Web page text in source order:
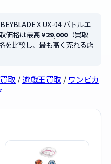
X UX-04 バトルエ
価格は最高¥29,000（買取
を比較し、最も高く売れる店
取 / 遊戯王買取 / ワンピカ